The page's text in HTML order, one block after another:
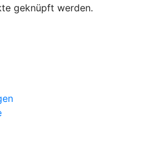
geknüpft werden.